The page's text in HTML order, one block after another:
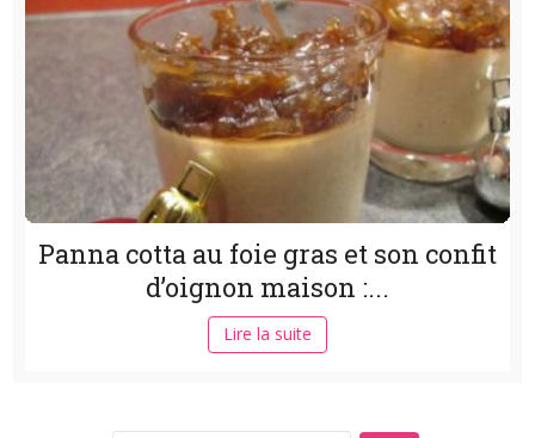
Panna cotta au foie gras et son confit
d’oignon maison :...
Lire la suite